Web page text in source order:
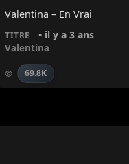
Valentina – En Vrai
TITRE • il y a 3 ans
Valentina
69.8K